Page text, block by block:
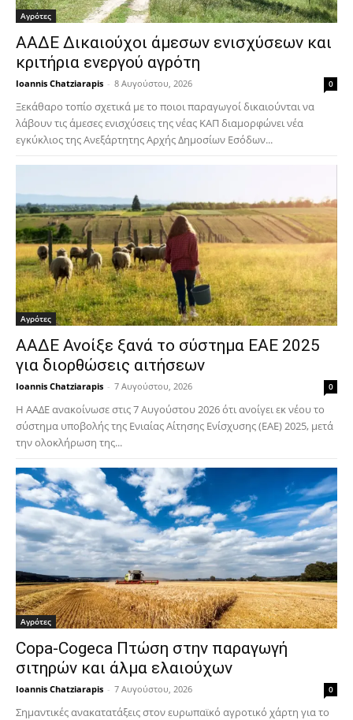
Αγρότες
ΑΑΔΕ Δικαιούχοι άμεσων ενισχύσεων και
κριτήρια ενεργού αγρότη
Ioannis Chatziarapis - 8 Αυγούστου, 2026 0
Ξεκάθαρο τοπίο σχετικά με το ποιοι παραγωγοί δικαιούνται να
λάβουν τις άμεσες ενισχύσεις της νέας ΚΑΠ διαμορφώνει νέα
εγκύκλιος της Ανεξάρτητης Αρχής Δημοσίων Εσόδων...
Αγρότες
ΑΑΔΕ Ανοίξε ξανά το σύστημα ΕΑΕ 2025
για διορθώσεις αιτήσεων
Ioannis Chatziarapis - 7 Αυγούστου, 2026 0
Η ΑΑΔΕ ανακοίνωσε στις 7 Αυγούστου 2026 ότι ανοίγει εκ νέου το
σύστημα υποβολής της Ενιαίας Αίτησης Ενίσχυσης (ΕΑΕ) 2025, μετά
την ολοκλήρωση της...
Αγρότες
Copa-Cogeca Πτώση στην παραγωγή
σιτηρών και άλμα ελαιούχων
Ioannis Chatziarapis - 7 Αυγούστου, 2026 0
Σημαντικές ανακατατάξεις στον ευρωπαϊκό αγροτικό χάρτη για το